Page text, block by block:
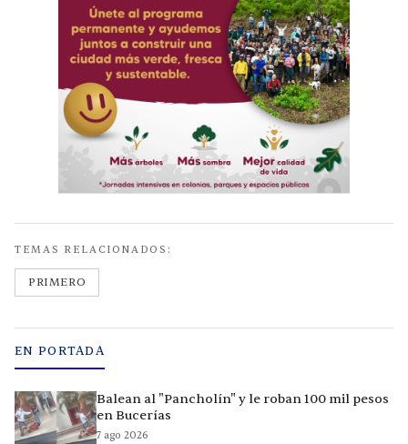
TEMAS RELACIONADOS:
PRIMERO
EN PORTADA
Balean al "Pancholín" y le roban 100 mil pesos
en Bucerías
7 ago 2026